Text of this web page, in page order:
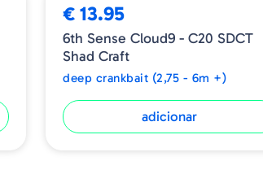
€ 13.95
6th Sense Cloud9 - C20 SDCT
Shad Craft
deep crankbait (2,75 - 6m +)
adicionar